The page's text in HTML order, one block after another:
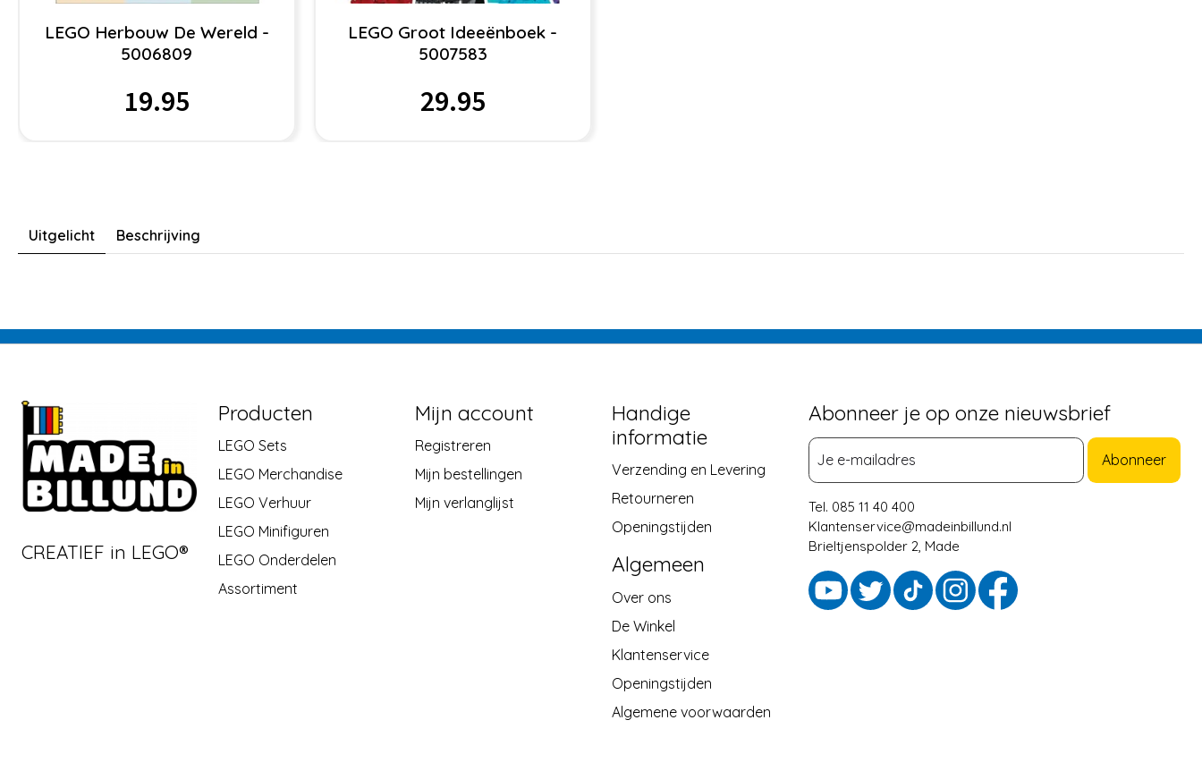
LEGO Herbouw De Wereld -
5006809
19.95
LEGO Groot Ideeënboek -
5007583
29.95
Uitgelicht Beschrijving
CREATIEF in LEGO®
Producten
LEGO Sets
LEGO Merchandise
LEGO Verhuur
LEGO Minifiguren
LEGO Onderdelen
Assortiment
Mijn account
Registreren
Mijn bestellingen
Mijn verlanglijst
Handige
informatie
Verzending en Levering
Retourneren
Openingstijden
Algemeen
Over ons
De Winkel
Klantenservice
Openingstijden
Algemene voorwaarden
Abonneer je op onze nieuwsbrief
Abonneer
Tel. 085 11 40 400
Klantenservice@madeinbillund.nl
Brieltjenspolder 2, Made